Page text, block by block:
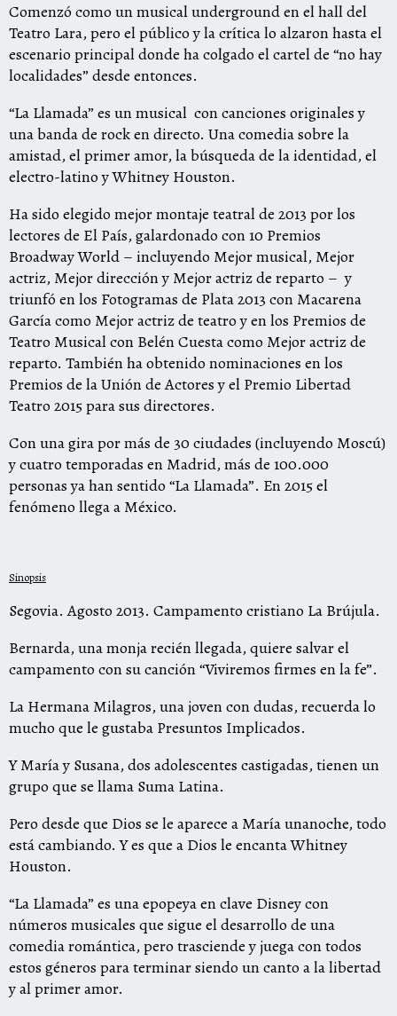
Comenzó como un musical underground en el hall del
Teatro Lara, pero el público y la crítica lo alzaron hasta el
escenario principal donde ha colgado el cartel de “no hay
localidades” desde entonces.
“La Llamada” es un musical con canciones originales y
una banda de rock en directo. Una comedia sobre la
amistad, el primer amor, la búsqueda de la identidad, el
electro-latino y Whitney Houston.
Ha sido elegido mejor montaje teatral de 2013 por los
lectores de El País, galardonado con 10 Premios
Broadway World – incluyendo Mejor musical, Mejor
actriz, Mejor dirección y Mejor actriz de reparto – y
triunfó en los Fotogramas de Plata 2013 con Macarena
García como Mejor actriz de teatro y en los Premios de
Teatro Musical con Belén Cuesta como Mejor actriz de
reparto. También ha obtenido nominaciones en los
Premios de la Unión de Actores y el Premio Libertad
Teatro 2015 para sus directores.
Con una gira por más de 30 ciudades (incluyendo Moscú)
y cuatro temporadas en Madrid, más de 100.000
personas ya han sentido “La Llamada”. En 2015 el
fenómeno llega a México.
Sinopsis
Segovia. Agosto 2013. Campamento cristiano La Brújula.
Bernarda, una monja recién llegada, quiere salvar el
campamento con su canción “Viviremos firmes en la fe”.
La Hermana Milagros, una joven con dudas, recuerda lo
mucho que le gustaba Presuntos Implicados.
Y María y Susana, dos adolescentes castigadas, tienen un
grupo que se llama Suma Latina.
Pero desde que Dios se le aparece a María unanoche, todo
está cambiando. Y es que a Dios le encanta Whitney
Houston.
“La Llamada” es una epopeya en clave Disney con
números musicales que sigue el desarrollo de una
comedia romántica, pero trasciende y juega con todos
estos géneros para terminar siendo un canto a la libertad
y al primer amor.